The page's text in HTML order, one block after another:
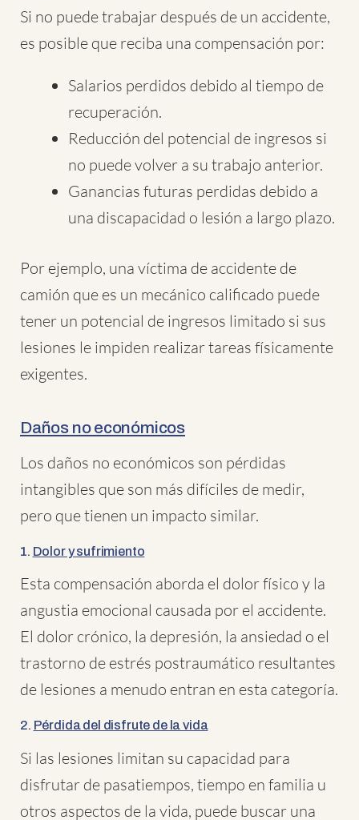
Si no puede trabajar después de un accidente,
es posible que reciba una compensación por:
Salarios perdidos debido al tiempo de
recuperación.
Reducción del potencial de ingresos si
no puede volver a su trabajo anterior.
Ganancias futuras perdidas debido a
una discapacidad o lesión a largo plazo.
Por ejemplo, una víctima de accidente de
camión que es un mecánico calificado puede
tener un potencial de ingresos limitado si sus
lesiones le impiden realizar tareas físicamente
exigentes.
Daños no económicos
Los daños no económicos son pérdidas
intangibles que son más difíciles de medir,
pero que tienen un impacto similar.
1. Dolor y sufrimiento
Esta compensación aborda el dolor físico y la
angustia emocional causada por el accidente.
El dolor crónico, la depresión, la ansiedad o el
trastorno de estrés postraumático resultantes
de lesiones a menudo entran en esta categoría.
2. Pérdida del disfrute de la vida
Si las lesiones limitan su capacidad para
disfrutar de pasatiempos, tiempo en familia u
otros aspectos de la vida, puede buscar una